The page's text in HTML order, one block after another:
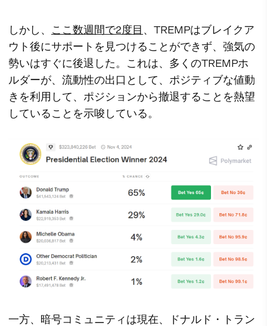
しかし、 ここ数週間で2度目 、TREMPはブレイクア
ウト後にサポートを見つけることができず、強気の
勢いはすぐに後退した。これは、多くのTREMPホ
ルダーが、流動性の出口として、ポジティブな値動
きを利用して、ポジションから撤退することを熱望
していることを示唆している。
一方、暗号コミュニティは現在、ドナルド・トラン